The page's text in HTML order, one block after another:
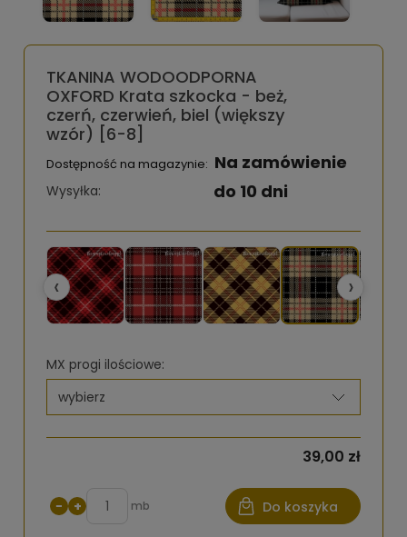
TKANINA WODOODPORNA
OXFORD Krata szkocka - beż,
czerń, czerwień, biel (większy
wzór) [6-8]
Dostępność na magazynie: Na zamówienie
Wysyłka: do 10 dni
‹ ›
MX progi ilościowe:
39,00 zł
− + mb Do koszyka